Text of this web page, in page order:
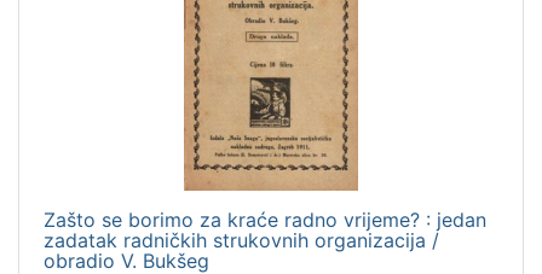
Zašto se borimo za kraće radno vrijeme? : jedan
zadatak radničkih strukovnih organizacija /
obradio V. Bukšeg